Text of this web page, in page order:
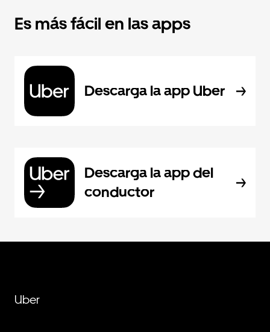
Es más fácil en las apps
Descarga la app Uber
Descarga la app del
conductor
Uber